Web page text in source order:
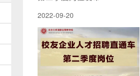
2022-09-20